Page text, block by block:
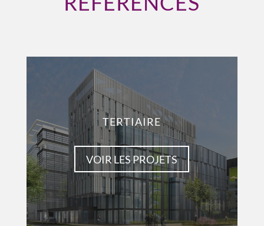
TERTIAIRE
VOIR LES PROJETS